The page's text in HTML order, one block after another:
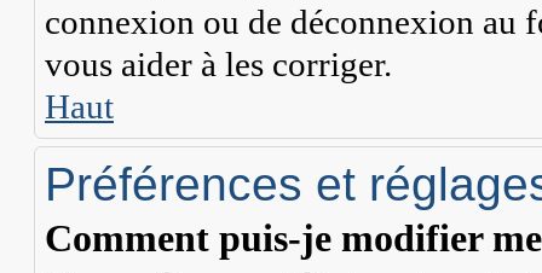
connexion ou de déconnexion au
vous aider à les corriger.
Haut
Préférences et
Comment puis-je modifier